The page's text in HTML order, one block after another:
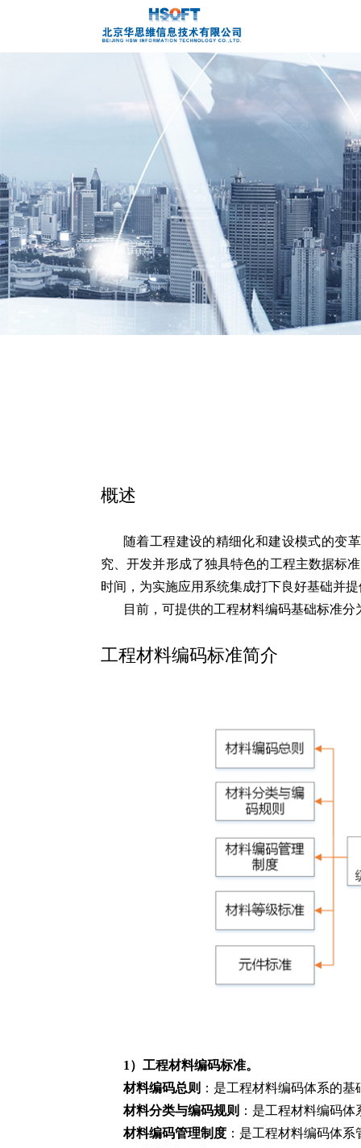
概述
随着工程建设的精细化和建设模式的变
究、开发并形成了独具特色的工程主数据标
时间，为实施应用系统集成打下良好基础并
目前，可提供的工程材料编码基础标准
工程材料编码标准简介
1 ）工程材料编码标准。
材料编码总则 ：是工程材料编码体系的
材料分类与编码规则 ：是工程材料编码
材料编码管理制度 ：是工程材料编码体